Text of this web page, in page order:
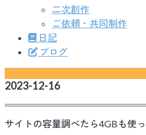
二次創作
ご依頼・共同制作
日記
ブログ
2023-12-16
サイトの容量調べたら4GBも使